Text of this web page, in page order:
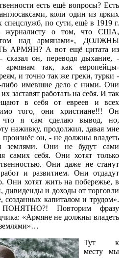
есть ещё вопросы? Есть
коли один из ярких
спецслужб, по сути, ещё в 1919 г.
журналисту о том, что США,
над армянами», ДОЛЖНЫ
А вот ещё цитата из
сказал он, переводя дыхание, -
армянам так, как европейцы-
и точно так же греки, турки -
либо имевшие дело с ними. Они
заставят работать на себя. И так
в себя от евреев и всех
того, они христиане!!! Он
что я сам сделаю вывод, но,
наживку, продолжил, давая мне
он, - не должны владеть
землями. Они не будут сами
самих себя. Они хотят только
Они даже не станут
работ и развитием. Они отдадут
Они хотят жить на побережье, в
дивиденды и доходы от торговли
созданных капиталом и трудом».
Повторим фразу
«Армяне не должны владеть
Тут к
месту мы